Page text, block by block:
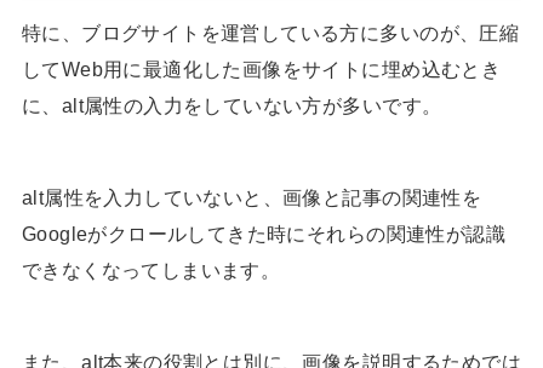
特に、ブログサイトを運営している方に多いのが、圧縮
してWeb用に最適化した画像をサイトに埋め込むとき
に、alt属性の入力をしていない方が多いです。
alt属性を入力していないと、画像と記事の関連性を
Googleがクロールしてきた時にそれらの関連性が認識
できなくなってしまいます。
また、alt本来の役割とは別に、画像を説明するためでは